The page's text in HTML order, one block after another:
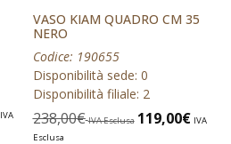
IVA
VASO KIAM QUADRO CM 35
NERO
Codice: 190655
Disponibilità sede: 0
Disponibilità filiale: 2
238,00€ IVA Esclusa 119,00€ IVA
Esclusa